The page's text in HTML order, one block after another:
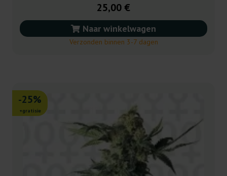
25,00 €
Naar winkelwagen
Verzonden binnen 3-7 dagen
-25%
+gratisie